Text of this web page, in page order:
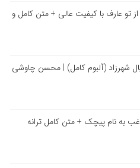
تو عارف با کیفیت عالی + متن کامل و
شهرزاد (آلبوم کامل) | محسن چاوشی
به نام پیچک + متن کامل ترانه